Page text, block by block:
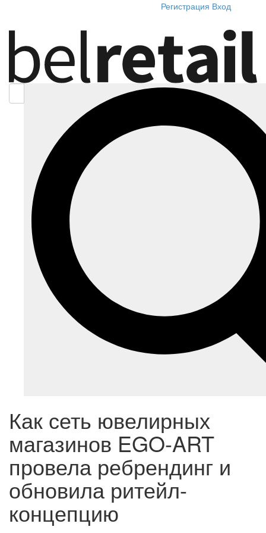
Регистрация Вход
Как сеть ювелирных
магазинов EGO-ART
провела ребрендинг и
обновила ритейл-
концепцию